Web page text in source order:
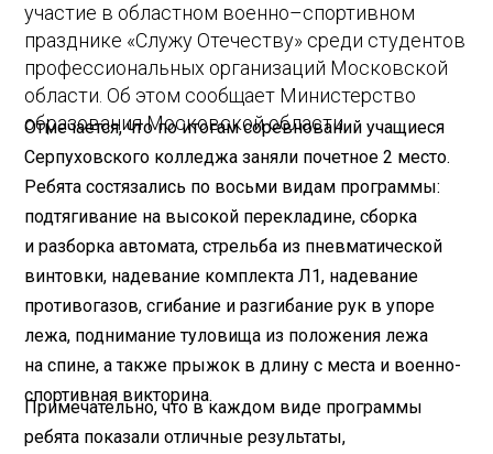
участие в областном военно–спортивном
празднике «Служу Отечеству» среди студентов
профессиональных организаций Московской
области. Об этом сообщает Министерство
образования Московской области.
Отмечается, что по итогам соревнований учащиеся
Серпуховского колледжа заняли почетное 2 место.
Ребята состязались по восьми видам программы:
подтягивание на высокой перекладине, сборка
и разборка автомата, стрельба из пневматической
винтовки, надевание комплекта Л1, надевание
противогазов, сгибание и разгибание рук в упоре
лежа, поднимание туловища из положения лежа
на спине, а также прыжок в длину с места и военно-
спортивная викторина.
Примечательно, что в каждом виде программы
ребята показали отличные результаты,